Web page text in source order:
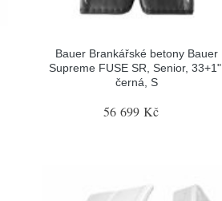
Bauer Brankářské betony Bauer
Supreme FUSE SR, Senior, 33+1",
černá, S
56 699 Kč